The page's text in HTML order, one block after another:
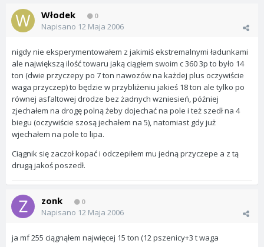
Włodek 0
Napisano 12 Maja 2006
nigdy nie eksperymentowałem z jakimiś ekstremalnymi ładunkami
ale największą ilość towaru jaką ciągłem swoim c 360 3p to było 14
ton (dwie przyczepy po 7 ton nawozów na każdej plus oczywiście
waga przyczep) to będzie w przybliżeniu jakieś 18 ton ale tylko po
równej asfaltowej drodze bez żadnych wzniesień, później
zjechałem na drogę polną żeby dojechać na pole i też szedł na 4
biegu (oczywiście szosą jechałem na 5), natomiast gdy już
wjechałem na pole to lipa.
Ciągnik się zaczoł kopać i odczepiłem mu jedną przyczepe a z tą
drugą jakoś poszedł.
zonk 0
Napisano 12 Maja 2006
ja mf 255 ciągnąłem najwięcej 15 ton (12 pszenicy+3 t waga